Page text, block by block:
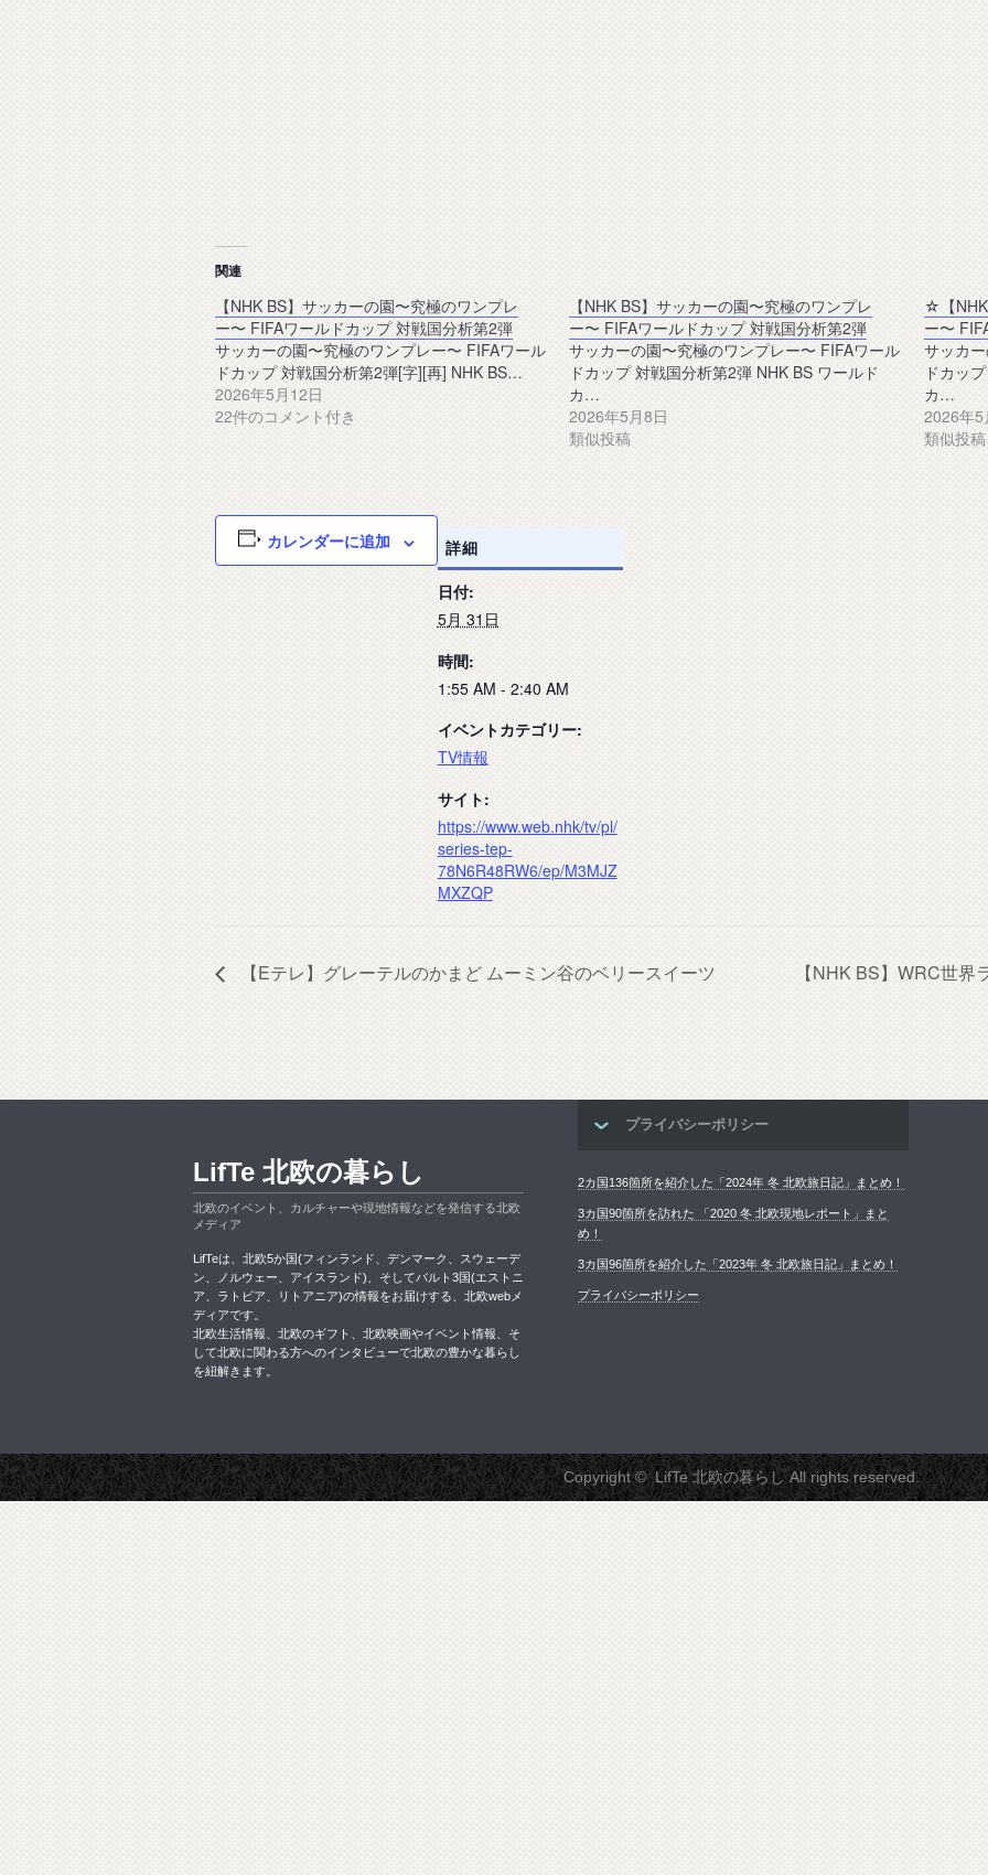
関連
【NHK BS】サッカーの園〜究極のワンプレ
ー〜 FIFAワールドカップ 対戦国分析第2弾
サッカーの園〜究極のワンプレー〜 FIFAワール
ドカップ 対戦国分析第2弾[字][再] NHK BS…
2026年5月12日
22件のコメント付き
【NHK BS】サッカーの園〜究極のワンプレ
ー〜 FIFAワールドカップ 対戦国分析第2弾
サッカーの園〜究極のワンプレー〜 FIFAワール
ドカップ 対戦国分析第2弾 NHK BS ワールド
カ…
2026年5月8日
類似投稿
☆【NHK
ー〜
サッカ
ドカッ
カ…
2026年5
類似投稿
カレンダーに追加
詳細
日付:
5月 31日
時間:
1:55 AM - 2:40 AM
イベントカテゴリー:
TV情報
サイト:
https://www.web.nhk/tv/pl/
series-tep-
78N6R48RW6/ep/M3MJZ
MXZQP
【Eテレ】グレーテルのかまど ムーミン谷のベリースイーツ 【NHK BS】WRC世
プライバシーポリシー
2カ国136箇所を紹介した「2024年 冬 北欧旅日記」まとめ！
3カ国90箇所を訪れた 「2020 冬 北欧現地レポート」まと
め！
3カ国96箇所を紹介した「2023年 冬 北欧旅日記」まとめ！
プライバシーポリシー
LifTe 北欧の暮らし
北欧のイベント、カルチャーや現地情報などを発信する北欧
メディア
LifTeは、北欧5か国(フィンランド、デンマーク、スウェーデ
ン、ノルウェー、アイスランド)、そしてバルト3国(エストニ
ア、ラトビア、リトアニア)の情報をお届けする、北欧webメ
ディアです。
北欧生活情報、北欧のギフト、北欧映画やイベント情報、そ
して北欧に関わる方へのインタビューで北欧の豊かな暮らし
を紐解きます。
Copyright ©LifTe 北欧の暮らしAll rights reserved.